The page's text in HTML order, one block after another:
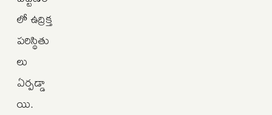
లో ఉద్రిక్త
పరిస్థితు
లు
ఏర్పడ్డా
యి.